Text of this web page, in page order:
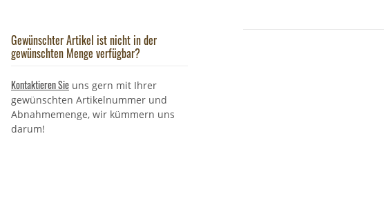
Gewünschter Artikel ist nicht in der
gewünschten Menge verfügbar?
Kontaktieren Sie uns gern mit Ihrer
gewünschten Artikelnummer und
Abnahmemenge, wir kümmern uns
darum!